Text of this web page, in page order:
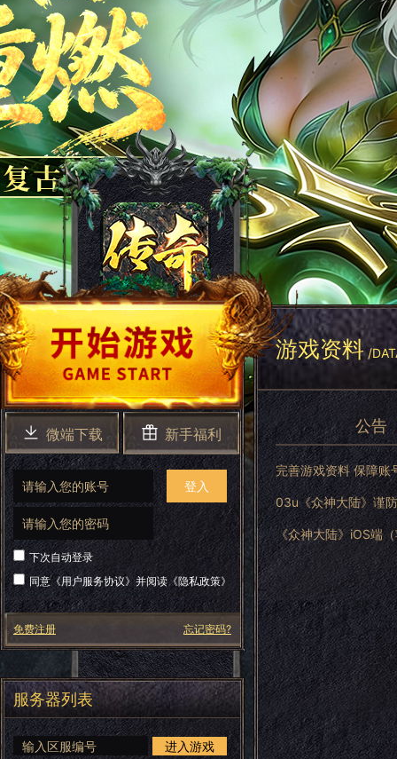
微端下载 新手福利
登入
下次自动登录
同意《用户服务协议》并阅读《隐私政策》
免费注册 忘记密码?
服务器列表
进入游戏
游戏资料/
公告
完善游戏资料 保障账
03u《众神大陆》谨
《众神大陆》iOS端